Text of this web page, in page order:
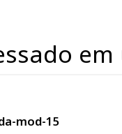
em
mod-15